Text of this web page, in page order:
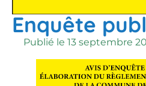
Enquête
Publié le 13 septembre